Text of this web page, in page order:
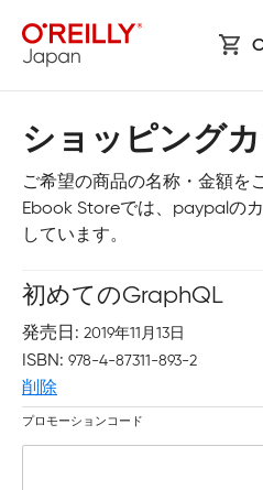
ショッピングカ
ご希望の商品の名称・金額を
Ebook Storeでは、paypalの
しています。
初めてのGraphQL
発売日 2019年11月13日
ISBN 978-4-87311-893-2
削除
プロモーションコード